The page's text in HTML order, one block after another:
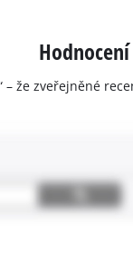
že zveřejněné